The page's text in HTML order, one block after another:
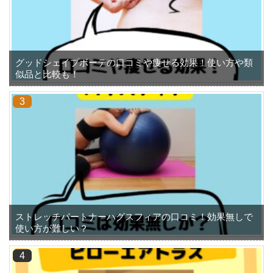
グッドシェイプボーテの口コミや痩せる効果！使い方や類
似品と比較も！
ストレッチパートナーハグスフィアの口コミ！効果無しで
使い方が難しい？